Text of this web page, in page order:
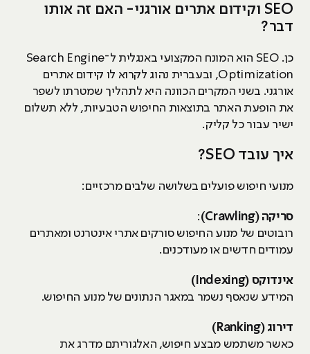
SEO וקידום אתרים אורגני- האם זה אותו
דבר?
כן. SEO הוא המונח המקצועי באנגלית ל־Search Engine
Optimization, ובעברית נהוג לקרוא לו קידום אתרים
אורגני. בשני המקרים הכוונה היא לתהליך שמטרתו לשפר
את הופעת האתר בתוצאות החיפוש הטבעיות, ללא תשלום
ישיר עבור כל קליק.
איך עובד SEO?
מנועי חיפוש פועלים בשלושה שלבים מרכזיים:
סריקה (Crawling)
:
רובוטים של מנוע החיפוש סורקים אתרי אינטרנט ומאתרים
עמודים חדשים או מעודכנים.
אינדוקס (Indexing)
המידע שנאסף נשמר במאגר הנתונים של מנוע החיפוש.
דירוג (Ranking)
כאשר משתמש מבצע חיפוש, האלגוריתם מדרג את